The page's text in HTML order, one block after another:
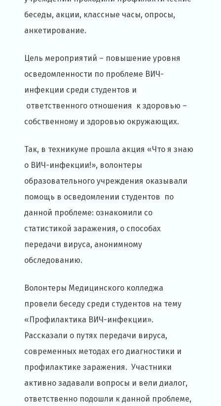
беседы, акции, классные часы, опросы,
анкетирование.
Цель мероприятий – повышение уровня
осведомленности по проблеме ВИЧ-
инфекции среди студентов и
ответственного отношения к здоровью –
собственному и здоровью окружающих.
Так, в техникуме прошла акция «Что я знаю
о ВИЧ-инфекции!», волонтеры
образовательного учреждения оказывали
помощь в осведомлении студентов по
данной проблеме: ознакомили со
статистикой заражения, о способах
передачи вируса, анонимному
обследованию.
Волонтеры Медицинского колледжа
провели беседу среди студентов на тему
«Профилактика ВИЧ-инфекции».
Рассказали о путях передачи вируса,
современных методах его диагностики и
профилактике заражения. Участники
активно задавали вопросы и вели диалог,
ответственно подошли к данной проблеме,